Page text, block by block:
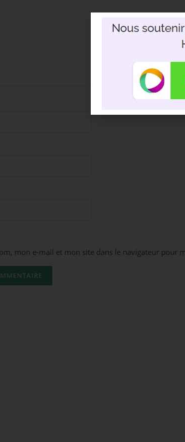
mon e-mail et mon site dans le navigateur pour